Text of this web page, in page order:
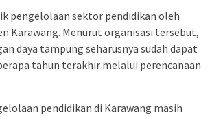
pengelolaan sektor pendidikan oleh
Karawang. Menurut organisasi tersebut,
daya tampung seharusnya sudah dapat
tahun terakhir melalui perencanaan
pendidikan di Karawang masih